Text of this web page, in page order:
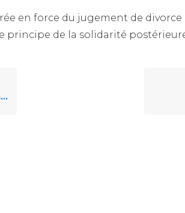
en force du jugement de
principe de la solidarité